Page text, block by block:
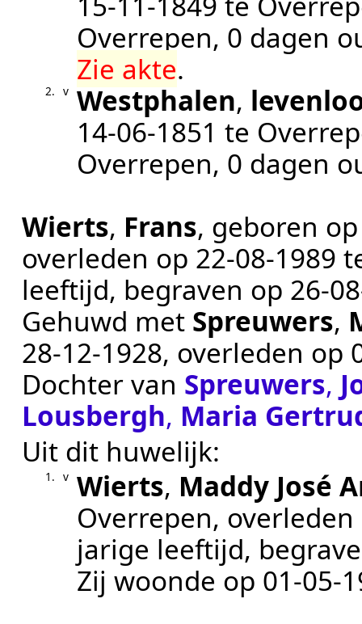
Overrepen, 0 dagen
Zie akte.
2. v Westphalen,
14‑06‑1851 te
Overrepen, 0 dagen
Wierts, Frans, geboren
overleden op 22‑08‑1989
leeftijd, begraven op
Gehuwd met Spreuwers,
28‑12‑1928, overleden op
Dochter van Spreuwers,
Lousbergh, Maria
Uit dit huwelijk:
1. v Wierts, Maddy José
Overrepen,
jarige leeftijd,
Zij woonde op